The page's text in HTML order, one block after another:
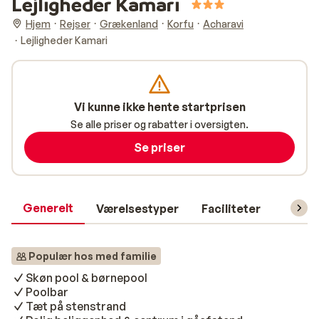
Hjem Rejser Grækenland Korfu
Acharavi
Lejligheder Kamari
Generelt Værelsestyper Faciliteter
Populær hos med familie
Skøn pool & børnepool
Poolbar
Tæt på stenstrand
Vi kunne ikke hente startprisen
Se alle priser og rabatter i oversigten.
Se priser